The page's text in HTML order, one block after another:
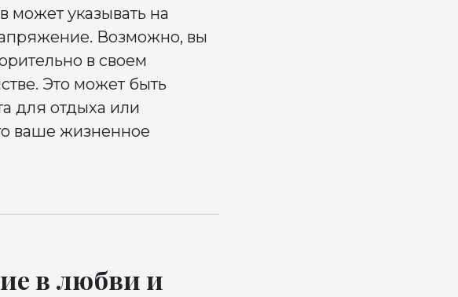
может указывать на
Возможно, вы
в своем
Это может быть
для отдыха или
ваше жизненное
в любви и